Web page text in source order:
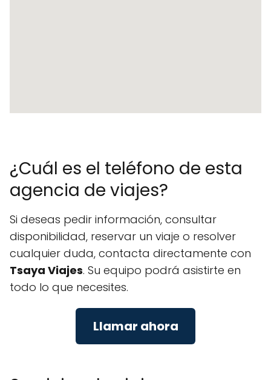
¿Cuál es el teléfono de esta
agencia de viajes?
Si deseas pedir información, consultar
disponibilidad, reservar un viaje o resolver
cualquier duda, contacta directamente con
Tsaya Viajes. Su equipo podrá asistirte en
todo lo que necesites.
Llamar ahora